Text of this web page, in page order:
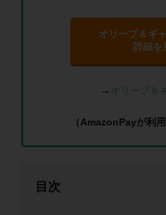
オリーブ＆ギ
詳細を
→ オリーブ＆
（AmazonPayが利
目次